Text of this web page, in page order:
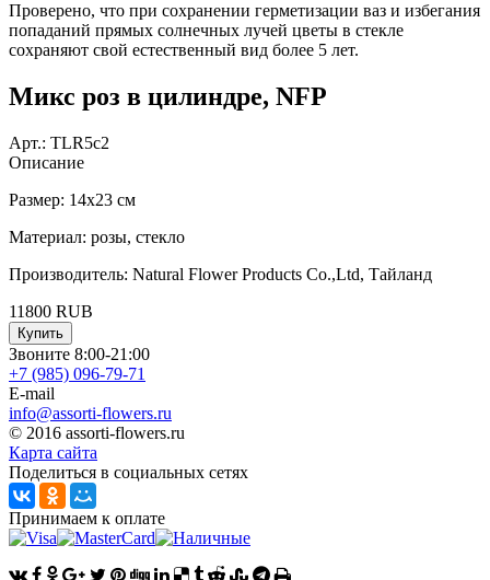
Проверено, что при сохранении герметизации ваз и избегания
попаданий прямых солнечных лучей цветы в стекле
сохраняют свой естественный вид более 5 лет.
Микс роз в цилиндре, NFP
Арт.: TLR5c2
Описание
Размер: 14х23 см
Материал: розы, стекло
Производитель: Natural Flower Products Co.,Ltd, Тайланд
11800 RUB
Купить
Звоните 8:00-21:00
+7 (985) 096-79-71
E-mail
info@assorti-flowers.ru
© 2016 assorti-flowers.ru
Карта сайта
Поделиться в социальных сетях
Принимаем к оплате